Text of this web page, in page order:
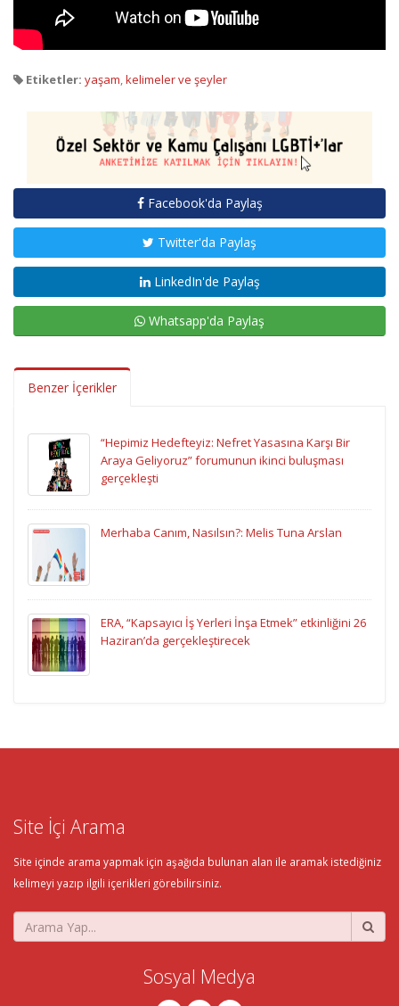
Etiketler: yaşam,kelimeler ve şeyler
Facebook'da Paylaş
Twitter'da Paylaş
LinkedIn'de Paylaş
Whatsapp'da Paylaş
Benzer İçerikler
“Hepimiz Hedefteyiz: Nefret Yasasına Karşı Bir
Araya Geliyoruz” forumunun ikinci buluşması
gerçekleşti
Merhaba Canım, Nasılsın?: Melis Tuna Arslan
ERA, “Kapsayıcı İş Yerleri İnşa Etmek” etkinliğini 26
Haziran’da gerçekleştirecek
Site İçi Arama
Site içinde arama yapmak için aşağıda bulunan alan ile aramak istediğiniz
kelimeyi yazıp ilgili içerikleri görebilirsiniz.
Sosyal Medya